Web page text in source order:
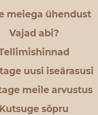
meiega ühendust
Vajad abi?
uusi iseärasusi
meile arvustus
Kutsuge sõpru